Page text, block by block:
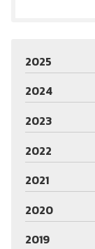
2025
2024
2023
2022
2021
2020
2019